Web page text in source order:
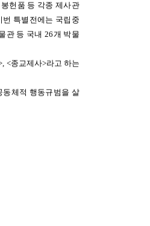
헌품 등 각종 제사관
특별전에는 국립중
관 등 국내 26개 박물
<종교제사>라고 하는
동체적 행동규범을 살